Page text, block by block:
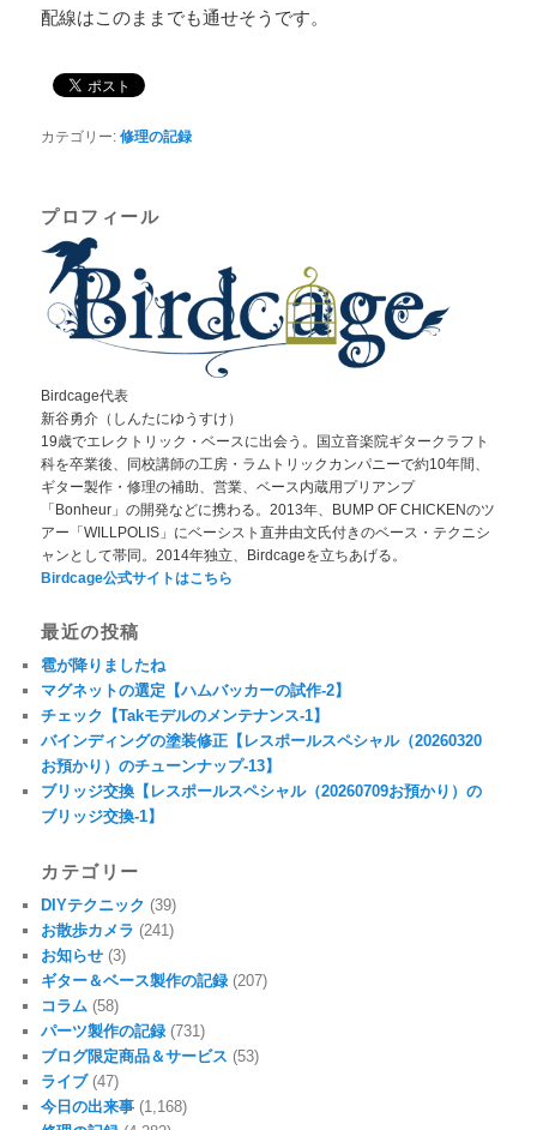
配線はこのままでも通せそうです。
カテゴリー: 修理の記録
プロフィール
Birdcage代表
新谷勇介（しんたにゆうすけ）
19歳でエレクトリック・ベースに出会う。国立音楽院ギタークラフト
科を卒業後、同校講師の工房・ラムトリックカンパニーで約10年間、
ギター製作・修理の補助、営業、ベース内蔵用プリアンプ
「Bonheur」の開発などに携わる。2013年、BUMP OF CHICKENのツ
アー「WILLPOLIS」にベーシスト直井由文氏付きのベース・テクニシ
ャンとして帯同。2014年独立、Birdcageを立ちあげる。
Birdcage公式サイトはこちら
最近の投稿
雹が降りましたね
マグネットの選定【ハムバッカーの試作-2】
チェック【Takモデルのメンテナンス-1】
バインディングの塗装修正【レスポールスペシャル（20260320
お預かり）のチューンナップ-13】
ブリッジ交換【レスポールスペシャル（20260709お預かり）の
ブリッジ交換-1】
カテゴリー
DIYテクニック (39)
お散歩カメラ (241)
お知らせ (3)
ギター＆ベース製作の記録 (207)
コラム (58)
パーツ製作の記録 (731)
ブログ限定商品＆サービス (53)
ライブ(47)
今日の出来事 (1,168)